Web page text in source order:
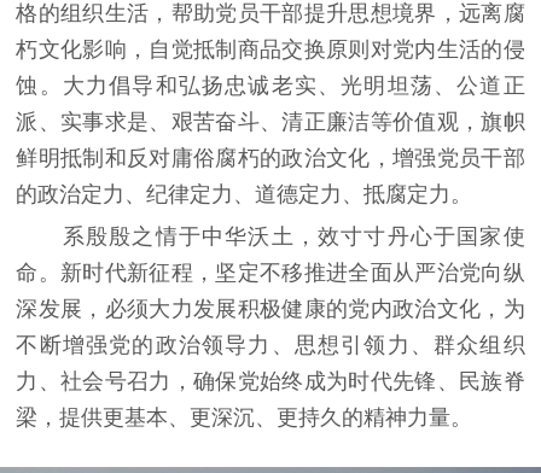
格的组织生活，帮助党员干部提升思想境界，远离腐
朽文化影响，自觉抵制商品交换原则对党内生活的侵
蚀。大力倡导和弘扬忠诚老实、光明坦荡、公道正
派、实事求是、艰苦奋斗、清正廉洁等价值观，旗帜
鲜明抵制和反对庸俗腐朽的政治文化，增强党员干部
的政治定力、纪律定力、道德定力、抵腐定力。
系殷殷之情于中华沃土，效寸寸丹心于国家使
命。新时代新征程，坚定不移推进全面从严治党向纵
深发展，必须大力发展积极健康的党内政治文化，为
不断增强党的政治领导力、思想引领力、群众组织
力、社会号召力，确保党始终成为时代先锋、民族脊
梁，提供更基本、更深沉、更持久的精神力量。